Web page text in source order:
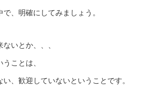
、明確にしてみましょう。
いとか、、、
ことは、
、歓迎していないということです。